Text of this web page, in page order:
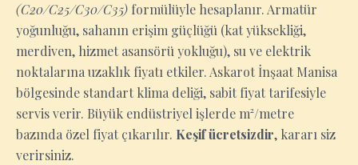
(C20/C25/C30/C35) formülüyle hesaplanır. Armatür
yoğunluğu, sahanın erişim güçlüğü (kat yüksekliği,
merdiven, hizmet asansörü yokluğu), su ve elektrik
noktalarına uzaklık fiyatı etkiler. Askarot İnşaat Manisa
bölgesinde standart klima deliği, sabit fiyat tarifesiyle
servis verir. Büyük endüstriyel işlerde m²/metre
bazında özel fiyat çıkarılır. Keşif ücretsizdir, kararı siz
verirsiniz.